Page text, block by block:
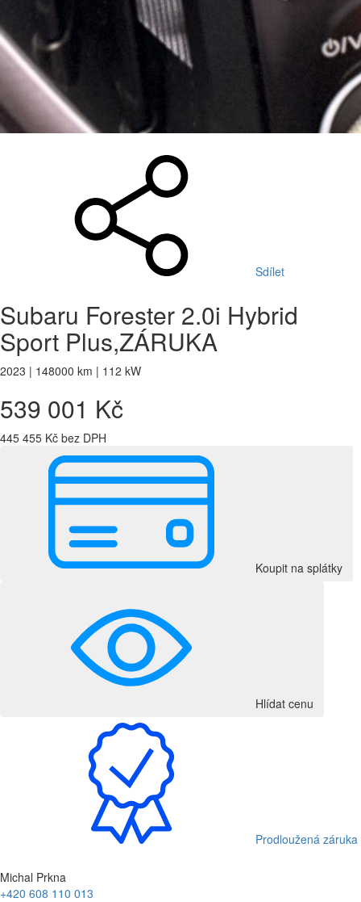
Sdílet
Subaru Forester 2.0i Hybrid
Sport Plus,ZÁRUKA
2023 | 148000 km | 112 kW
539 001 Kč
445 455 Kč bez DPH
Koupit na splátky
Hlídat cenu
Prodloužená záruka
Michal Prkna
+420 608 110 013